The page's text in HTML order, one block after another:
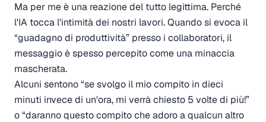
Ma per me è una reazione del tutto legittima. Perché
l'IA tocca l'intimità dei nostri lavori. Quando si evoca il
“guadagno di produttività” presso i collaboratori, il
messaggio è spesso percepito come una minaccia
mascherata.
Alcuni sentono “se svolgo il mio compito in dieci
minuti invece di un'ora, mi verrà chiesto 5 volte di più!”
o “daranno questo compito che adoro a qualcun altro